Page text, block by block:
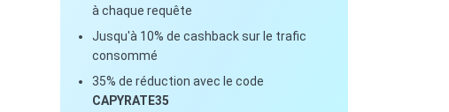
à chaque requête
Jusqu'à 10% de cashback sur le trafic
consommé
35% de réduction avec le code
CAPYRATE35